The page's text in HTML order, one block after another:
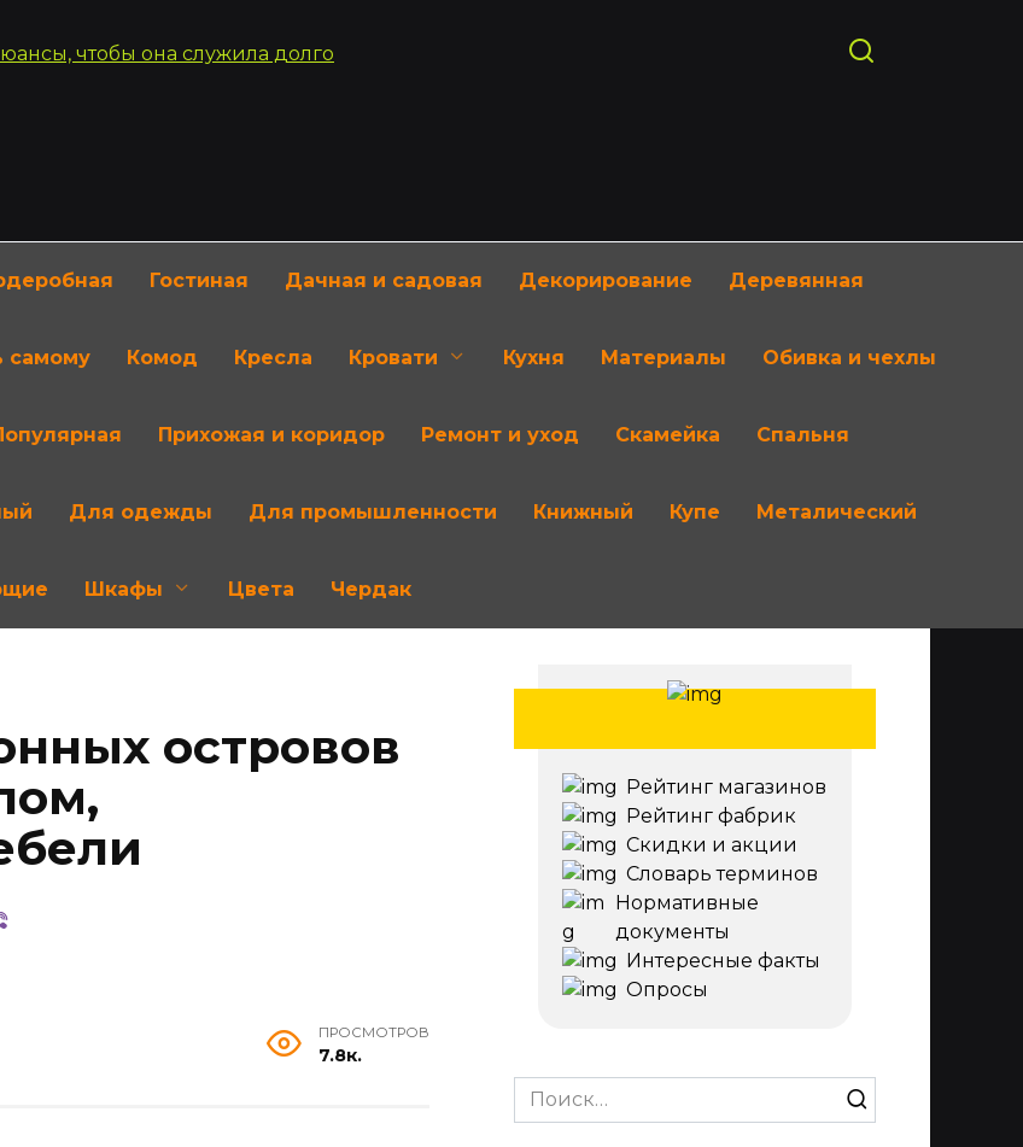
Гостиная Дачная и садовая Декорирование Деревянная
самому Комод Кресла Кровати Кухня Материалы Обивка и чехлы
Прихожая и коридор Ремонт и уход Скамейка Спальня
Для одежды Для промышленности Книжный Купе Металический
Шкафы Цвета Чердак
островов
ПРОСМОТРОВ
7.8к.
Рейтинг магазинов
Рейтинг фабрик
Скидки и акции
Словарь терминов
Нормативные
документы
Интересные факты
Опросы
Search
for: